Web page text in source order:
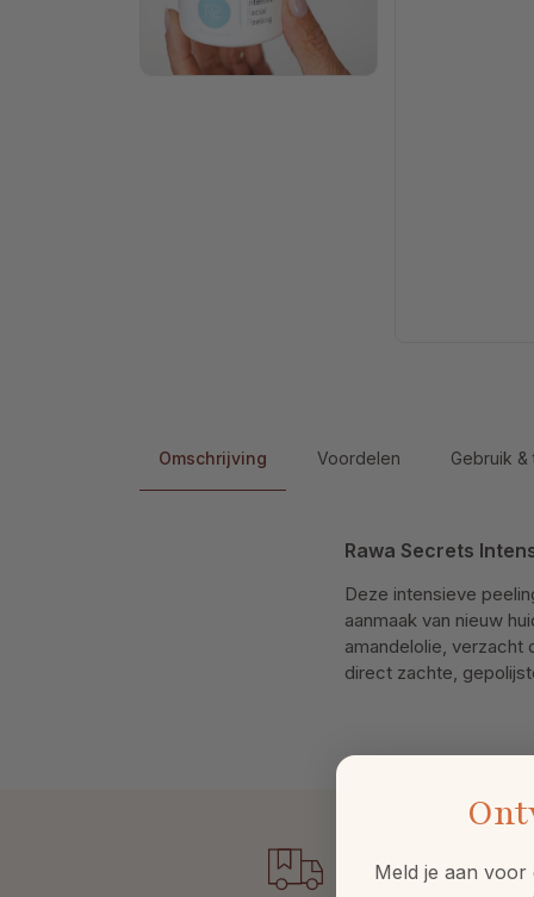
Omschrijving Voordelen Gebruik &
Rawa Secrets
Deze intensieve
aanmaak van nieuw
amandelolie, verzacht
direct zachte,
Meld je aan